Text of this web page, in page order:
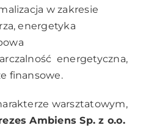
w zakresie
energetyka
energetyczna,
finansowe.
warsztatowym,
Ambiens Sp. z o.o.